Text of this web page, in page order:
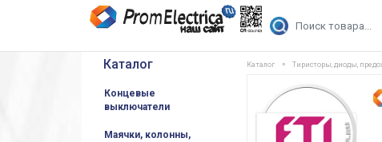
Каталог
Концевые
выключатели
Маячки, колонны,
Каталог Тиристоры, диоды,